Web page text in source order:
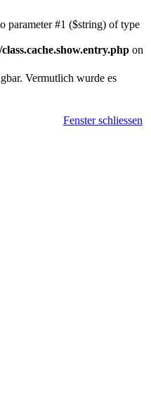
parameter #1 ($string) of type
on
Vermutlich wurde es
Fenster schliessen